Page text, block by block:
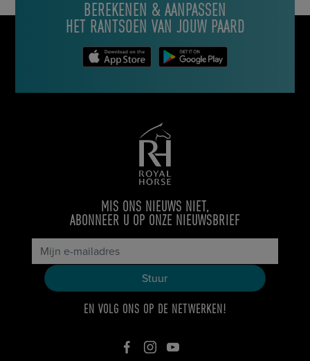
BEREKENEN & AANPASSEN
HET RANTSOEN VAN JOUW PAARD
MIS ONS NIEUWS NIET,
ABONNEER U OP ONZE NIEUWSBRIEF
EN VOLG ONS OP DE NETWERKEN!